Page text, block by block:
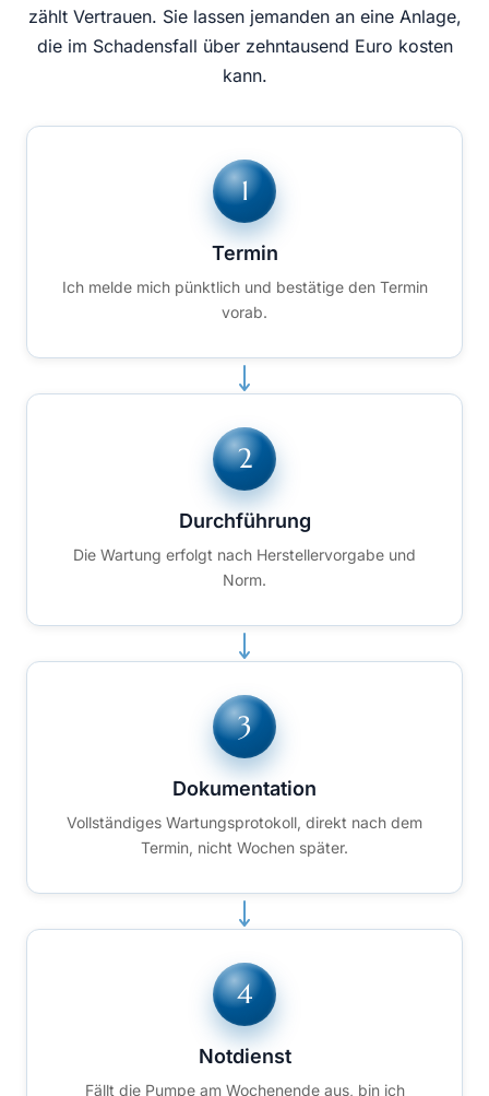
zählt Vertrauen. Sie lassen jemanden an eine Anlage,
die im Schadensfall über zehntausend Euro kosten
kann.
Termin
Ich melde mich pünktlich und bestätige den Termin
vorab.
Durchführung
Die Wartung erfolgt nach Herstellervorgabe und
Norm.
Dokumentation
Vollständiges Wartungsprotokoll, direkt nach dem
Termin, nicht Wochen später.
Notdienst
Fällt die Pumpe am Wochenende aus, bin ich